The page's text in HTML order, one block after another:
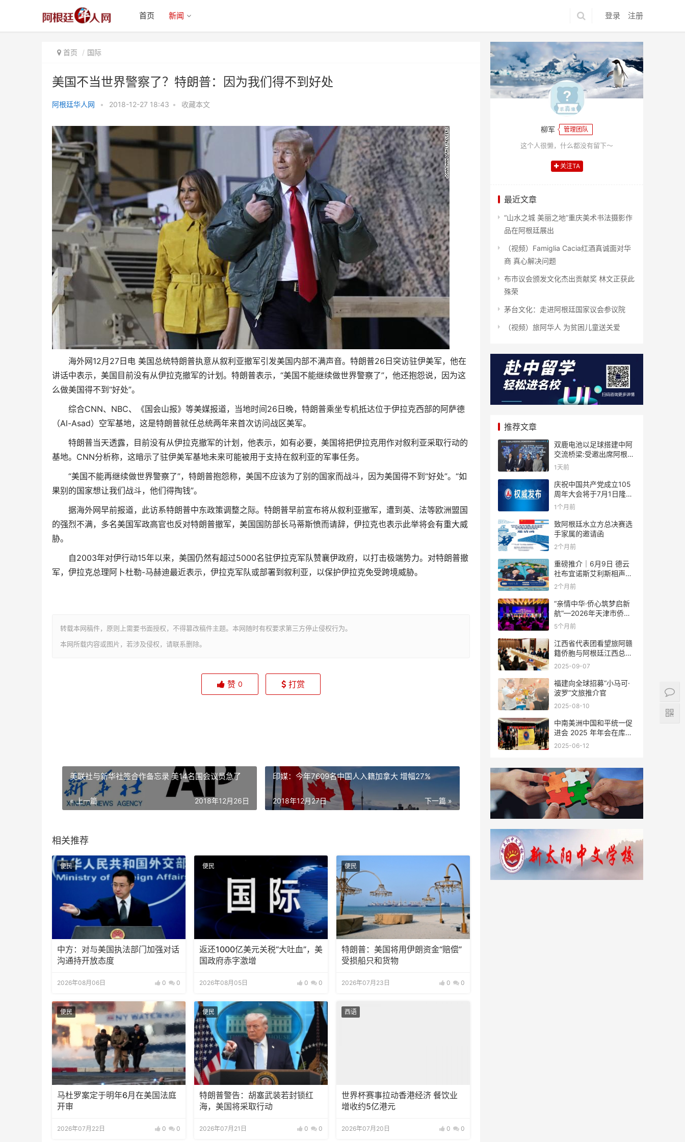
登录 注册
首页 新闻
首页 国际
美国不当世界警察了？特朗普：因为我们得不到好处
阿根廷华人网 • 2018-12-27 18:43 • 收藏本文
海外网12月27日电 美国总统特朗普执意从叙利亚撤军引发美国内部不满声音。特朗普26日突访驻伊美军，他在
讲话中表示，美国目前没有从伊拉克撤军的计划。特朗普表示，“美国不能继续做世界警察了”，他还抱怨说，因为这
么做美国得不到“好处”。
综合CNN、NBC、《国会山报》等美媒报道，当地时间26日晚，特朗普乘坐专机抵达位于伊拉克西部的阿萨德
（Al-Asad）空军基地，这是特朗普就任总统两年来首次访问战区美军。
特朗普当天透露，目前没有从伊拉克撤军的计划，他表示，如有必要，美国将把伊拉克用作对叙利亚采取行动的
基地。CNN分析称，这暗示了驻伊美军基地未来可能被用于支持在叙利亚的军事任务。
“美国不能再继续做世界警察了”，特朗普抱怨称，美国不应该为了别的国家而战斗，因为美国得不到“好处”。“如
果别的国家想让我们战斗，他们得掏钱”。
据海外网早前报道，此访系特朗普中东政策调整之际。特朗普早前宣布将从叙利亚撤军，遭到英、法等欧洲盟国
的强烈不满，多名美国军政高官也反对特朗普撤军，美国国防部长马蒂斯愤而请辞，伊拉克也表示此举将会有重大威
胁。
自2003年对伊行动15年以来，美国仍然有超过5000名驻伊拉克军队赞襄伊政府，以打击极端势力。对特朗普撤
军，伊拉克总理阿卜杜勒-马赫迪最近表示，伊拉克军队或部署到叙利亚，以保护伊拉克免受跨境威胁。
转载本网稿件，原则上需要书面授权，不得篡改稿件主题。本网随时有权要求第三方停止侵权行为。
本网所载内容或图片，若涉及侵权，请联系删除。
为我们得不到好处
赞 0 打赏
美联社与新华社签合作备忘录 美14名国会议员急了
« 上一篇 2018年12月26日
印媒：今年7609名中国人入籍加拿大 增幅27%
下一篇 »
2018年12月27日
相关推荐
便民
中方：对与美国执法部门加强对话
沟通持开放态度
2026年08月06日 0 0
便民
返还1000亿美元关税“大吐血”，美
国政府赤字激增
2026年08月05日 0 0
便民
特朗普：美国将用伊朗资金“赔偿”
受损船只和货物
2026年07月23日 0 0
便民
马杜罗案定于明年6月在美国法庭
开审
2026年07月22日 0 0
便民
特朗普警告：胡塞武装若封锁红
海，美国将采取行动
2026年07月21日 0 0
西语
世界杯赛事拉动香港经济 餐饮业
增收约5亿港元
2026年07月20日 0 0
柳军 管理团队
这个人很懒，什么都没有留下～
关注TA
最近文章
“山水之城 美丽之地”重庆美术书法摄影作
品在阿根廷展出
（视频）Famiglia Cacia红酒真诚面对华
商 真心解决问题
布市议会颁发文化杰出贡献奖 林文正获此
殊荣
茅台文化：走进阿根廷国家议会参议院
（视频）旅阿华人 为贫困儿童送关爱
推荐文章
双鹿电池以足球搭建中阿
交流桥梁:受邀出席阿根廷
足协赞助商招待会！
1天前
庆祝中国共产党成立105
周年大会将于7月1日隆重
举行
1个月前
致阿根廷水立方总决赛选
手家属的邀请函
2个月前
重磅推介｜6月9日 德云
社布宜诺斯艾利斯相声专
场！国风曲艺邂逅南美风
结！
2个月前
“亲情中华·侨心筑梦启新
航”—2026年天津市侨界
新春联谊活动成功举办
5个月前
江西省代表团看望旅阿赣
籍侨胞与阿根廷江西总商
会座谈
2025-09-07
福建向全球招募“小马可·
波罗”文旅推介官
2025-08-10
中南美洲中国和平统一促
进会 2025 年年会在库拉
索圆满举行，共绘反“独”
2025-06-12